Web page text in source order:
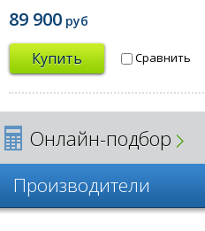
89 900 руб
Купить Сравнить
Онлайн-подбор
Производители